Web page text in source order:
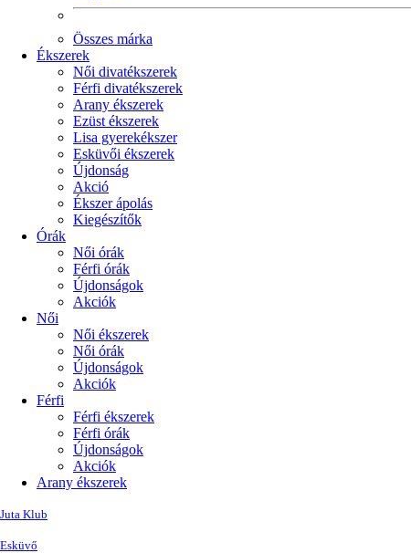
Összes márka
Ékszerek
Női divatékszerek
Férfi divatékszerek
Arany ékszerek
Ezüst ékszerek
Lisa gyerekékszer
Esküvői ékszerek
Újdonság
Akció
Ékszer ápolás
Kiegészítők
Órák
Női órák
Férfi órák
Újdonságok
Akciók
Női
Női ékszerek
Női órák
Újdonságok
Akciók
Férfi
Férfi ékszerek
Férfi órák
Újdonságok
Akciók
Arany ékszerek
Juta Klub
Esküvő